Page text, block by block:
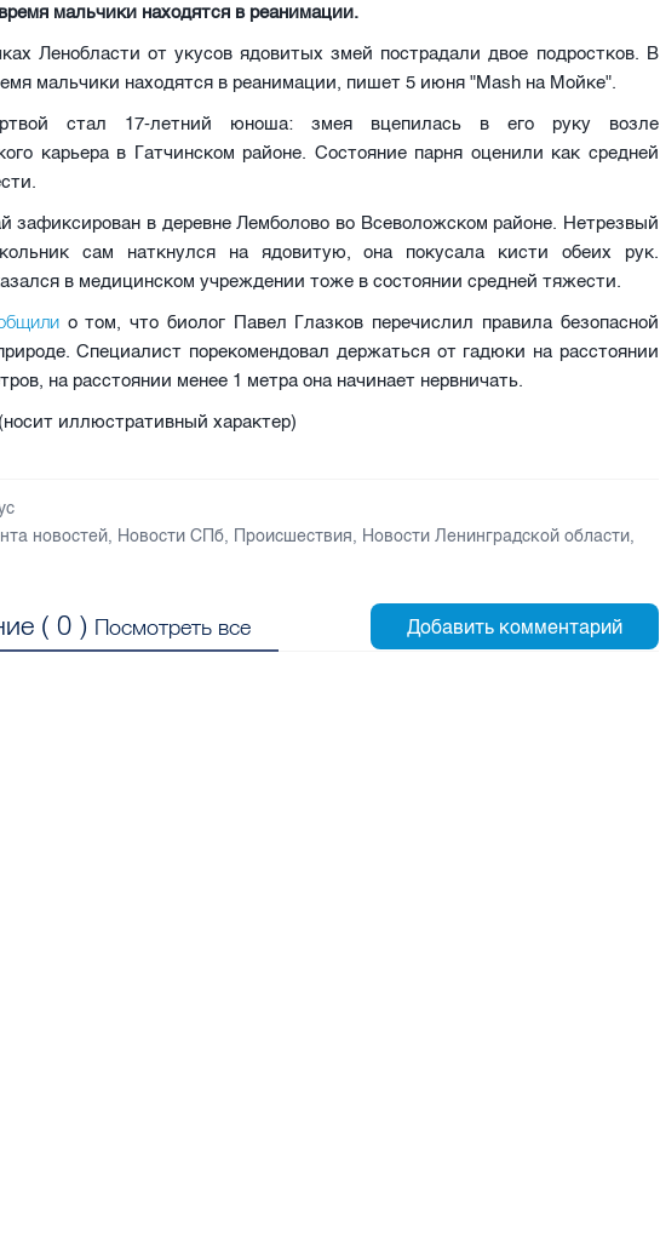
мальчики находятся в реанимации.
Ленобласти от укусов ядовитых змей пострадали двое подростков. В
мальчики находятся в реанимации, пишет 5 июня "Mash на Мойке".
стал 17-летний юноша: змея вцепилась в его руку возле
карьера в Гатчинском районе. Состояние парня оценили как средней
зафиксирован в деревне Лемболово во Всеволожском районе. Нетрезвый
сам наткнулся на ядовитую, она покусала кисти обеих рук.
в медицинском учреждении тоже в состоянии средней тяжести.
о том, что биолог Павел Глазков перечислил правила безопасной
Специалист порекомендовал держаться от гадюки на расстоянии
на расстоянии менее 1 метра она начинает нервничать.
иллюстративный характер)
новостей, Новости СПб, Происшествия, Новости Ленинградской области,
(0 ) Посмотреть все